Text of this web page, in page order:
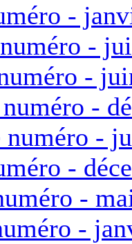
-
-
-
-
-
-
-
-